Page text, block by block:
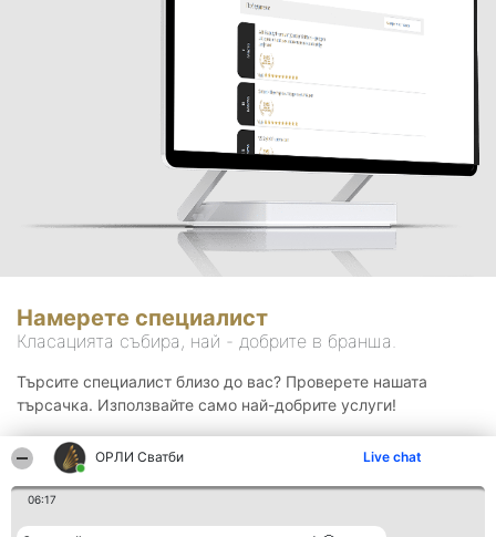
ОРЛИ Сватби Live chat
06:17
Намерете специалист
Класацията събира, най - добрите в бранша.
Търсите специалист близо до вас? Проверете нашата
търсачка. Използвайте само най-добрите услуги!